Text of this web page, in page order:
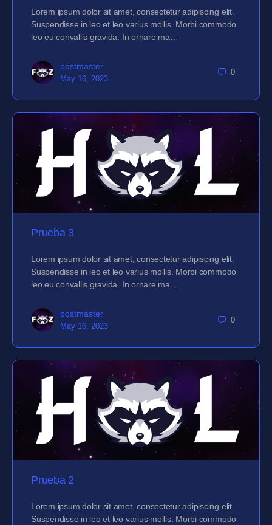
Lorem ipsum dolor sit amet, consectetur adipiscing elit.
Suspendisse in leo et leo varius mollis. Morbi commodo
leo eu convallis gravida. In ornare ma…
postmaster
May 16, 2023
0
Prueba 3
Lorem ipsum dolor sit amet, consectetur adipiscing elit.
Suspendisse in leo et leo varius mollis. Morbi commodo
leo eu convallis gravida. In ornare ma…
postmaster
May 16, 2023
0
Prueba 2
Lorem ipsum dolor sit amet, consectetur adipiscing elit.
Suspendisse in leo et leo varius mollis. Morbi commodo